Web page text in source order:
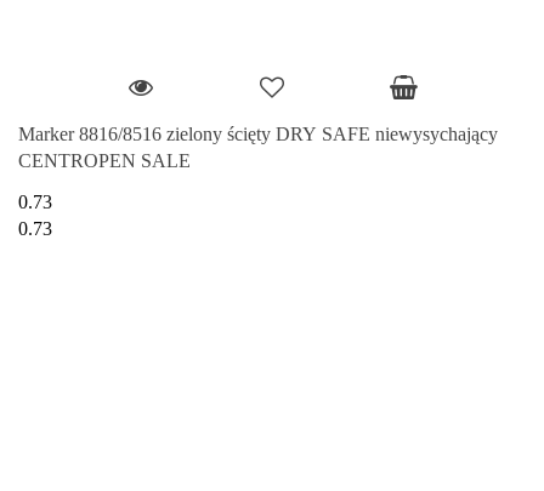
Marker 8816/8516 zielony ścięty DRY SAFE niewysychający
CENTROPEN SALE
0.73
0.73